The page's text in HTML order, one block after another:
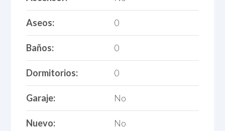
Aseos: 0
Baños: 0
Dormitorios: 0
Garaje: No
Nuevo: No